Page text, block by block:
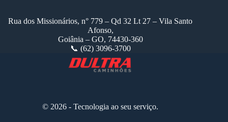
Rua dos Missionários, n° 779 – Qd 32 Lt 27 – Vila Santo
Afonso,
Goiânia – GO, 74430-360
📞 (62) 3096-3700
© 2026 - Tecnologia ao seu serviço.